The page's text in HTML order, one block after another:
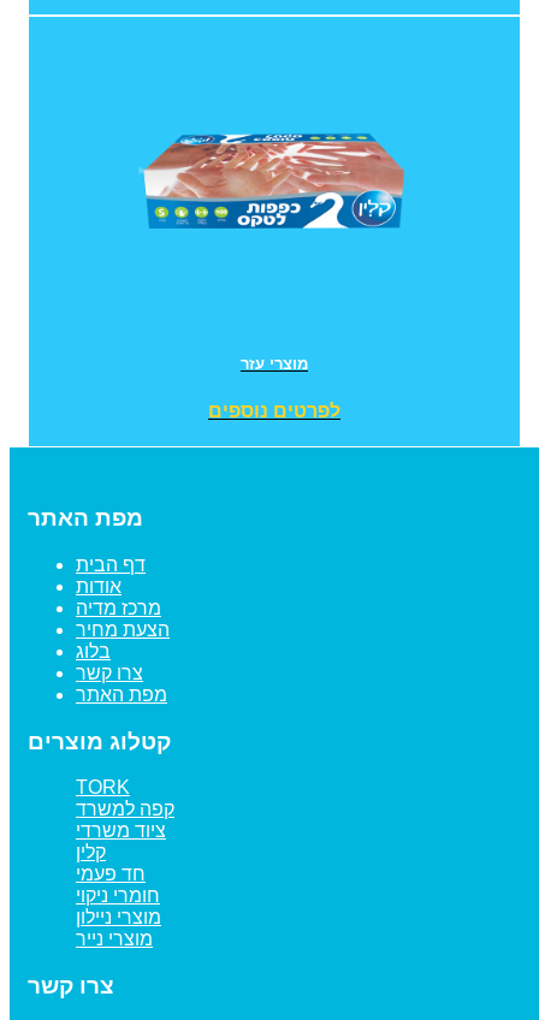
מוצרי עזר
לפרטים נוספים
מפת האתר
דף הבית
אודות
מרכז מדיה
הצעת מחיר
בלוג
צרו קשר
מפת האתר
קטלוג מוצרים
TORK
קפה למשרד
ציוד משרדי
קלין
חד פעמי
חומרי ניקוי
מוצרי ניילון
מוצרי נייר
צרו קשר